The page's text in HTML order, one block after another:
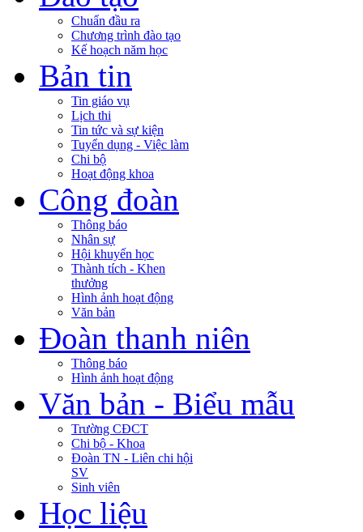
Chuẩn đầu ra
Chương trình đào tạo
Kế hoạch năm học
Bản tin
Tin giáo vụ
Lịch thi
Tin tức và sự kiện
Tuyển dụng - Việc làm
Chi bộ
Hoạt động khoa
Công đoàn
Thông báo
Nhân sự
Hội khuyến học
Thành tích - Khen
thưởng
Hình ảnh hoạt động
Văn bản
Đoàn thanh niên
Thông báo
Hình ảnh hoạt động
Văn bản - Biểu mẫu
Trường CĐCT
Chi bộ - Khoa
Đoàn TN - Liên chi hội
SV
Sinh viên
Học liệu